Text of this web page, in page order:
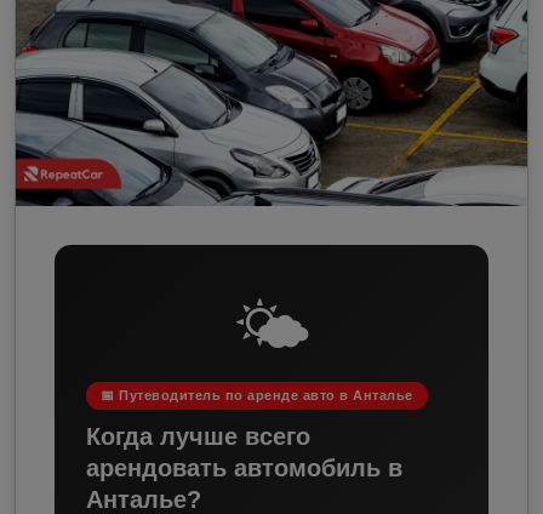
🌤️
📅 Путеводитель по аренде авто в Анталье
Когда лучше всего
арендовать автомобиль в
Анталье?